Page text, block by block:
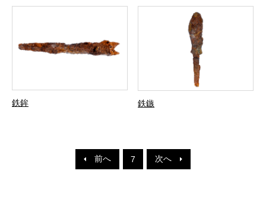
鉄鉾 鉄鏃
前へ 7 次へ